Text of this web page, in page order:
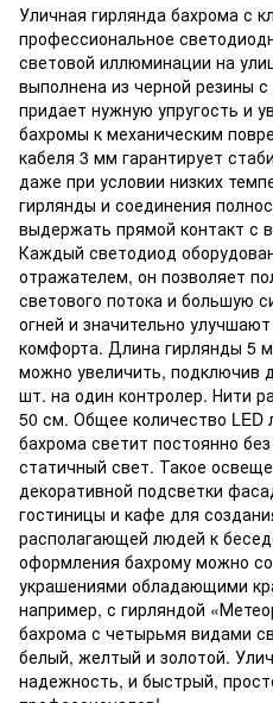
Уличная гирлянда бахрома с
профессиональное
световой иллюминации на
выполнена из черной резины
придает нужную упругость и
бахромы к механическим
кабеля 3 мм гарантирует
даже при условии низких
гирлянды и соединения
выдержать прямой контакт с
Каждый светодиод
отражателем, он позволяет
светового потока и большую
огней и значительно
комфорта. Длина гирлянды 5
можно увеличить, подключив
шт. на один контролер. Нити
50 см. Общее количество LED
бахрома светит постоянно
статичный свет. Такое
декоративной подсветки
гостиницы и кафе для
располагающей людей к
оформления бахрому можно
украшениями обладающими
например, с гирляндой
бахрома с четырьмя видами
белый, желтый и золотой.
надежность, и быстрый,